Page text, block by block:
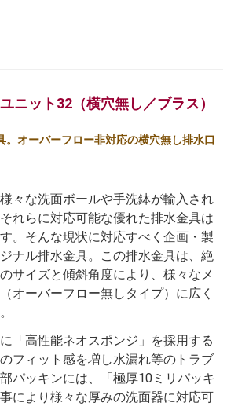
ニット32（横穴無し／ブラス）
。オーバーフロー非対応の横穴無し排水口
々な洗面ボールや手洗鉢が輸入され
れらに対応可能な優れた排水金具は
。そんな現状に対応すべく企画・製
ナル排水金具。この排水金具は、絶
サイズと傾斜角度により、様々なメ
オーバーフロー無しタイプ）に広く
「高性能ネオスポンジ」を採用する
フィット感を増し水漏れ等のトラブ
パッキンには、「極厚10ミリパッキ
により様々な厚みの洗面器に対応可